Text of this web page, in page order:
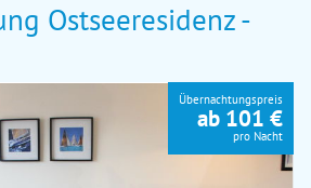
Ostseeresidenz -
Übernachtungspreis
ab 101 €
pro Nacht